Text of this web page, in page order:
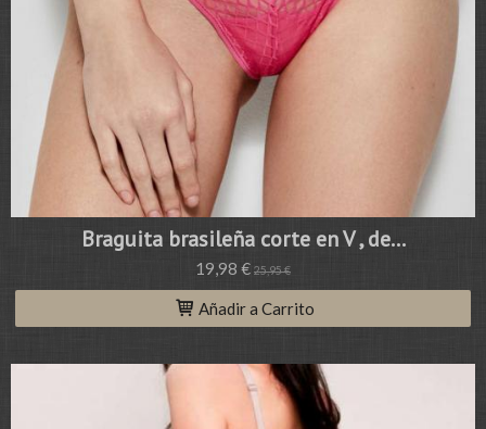
Braguita brasileña corte en V , de...
19,98 € 25,95 €
Añadir a Carrito